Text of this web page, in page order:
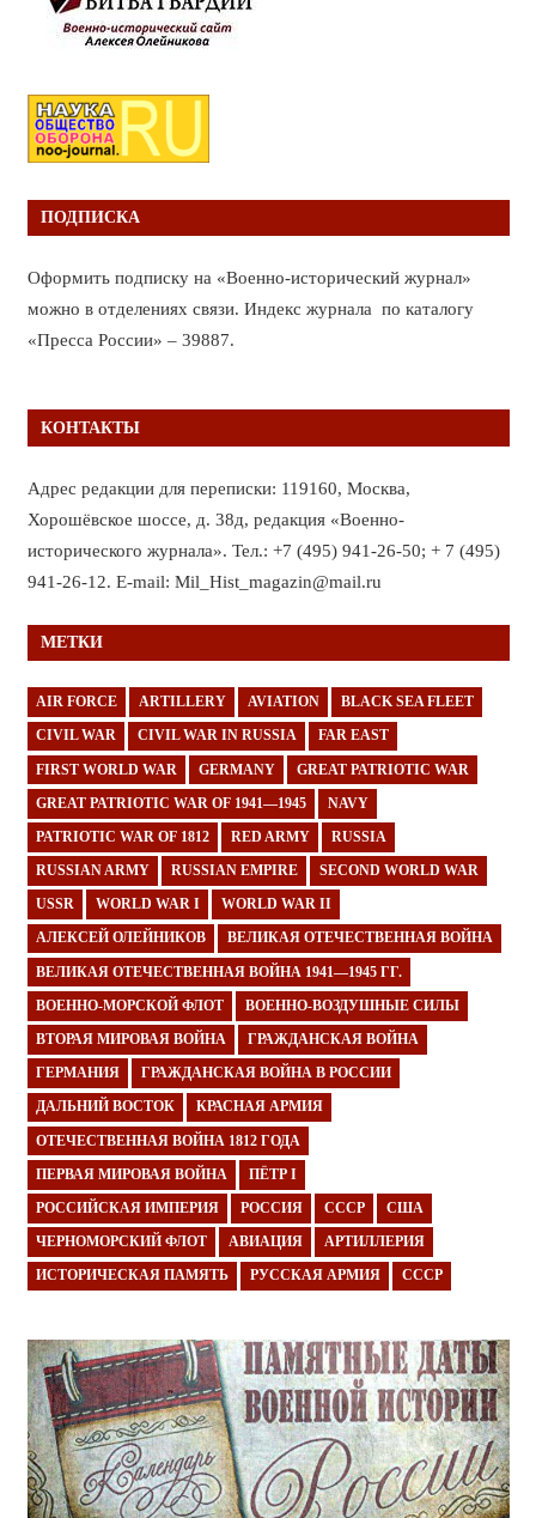
ПОДПИСКА
Оформить подписку на «Военно-исторический журнал»
можно в отделениях связи. Индекс журнала по каталогу
«Пресса России» – 39887.
КОНТАКТЫ
Адрес редакции для переписки: 119160, Москва,
Хорошёвское шоссе, д. 38д, редакция «Военно-
исторического журнала». Тел.: +7 (495) 941-26-50; + 7 (495)
941-26-12. E-mail: Mil_Hist_magazin@mail.ru
МЕТКИ
AIR FORCE ARTILLERY AVIATION BLACK SEA FLEET
CIVIL WAR CIVIL WAR IN RUSSIA FAR EAST
FIRST WORLD WAR GERMANY GREAT PATRIOTIC WAR
GREAT PATRIOTIC WAR OF 1941—1945 NAVY
PATRIOTIC WAR OF 1812 RED ARMY RUSSIA
RUSSIAN ARMY RUSSIAN EMPIRE SECOND WORLD WAR
USSR WORLD WAR I WORLD WAR II
АЛЕКСЕЙ ОЛЕЙНИКОВ ВЕЛИКАЯ ОТЕЧЕСТВЕННАЯ ВОЙНА
ВЕЛИКАЯ ОТЕЧЕСТВЕННАЯ ВОЙНА 1941—1945 ГГ.
ВОЕННО-МОРСКОЙ ФЛОТ ВОЕННО-ВОЗДУШНЫЕ СИЛЫ
ВТОРАЯ МИРОВАЯ ВОЙНА ГРАЖДАНСКАЯ ВОЙНА
ГЕРМАНИЯ ГРАЖДАНСКАЯ ВОЙНА В РОССИИ
ДАЛЬНИЙ ВОСТОК КРАСНАЯ АРМИЯ
ОТЕЧЕСТВЕННАЯ ВОЙНА 1812 ГОДА
ПЕРВАЯ МИРОВАЯ ВОЙНА ПЁТР I
РОССИЙСКАЯ ИМПЕРИЯ РОССИЯ СССР США
ЧЕРНОМОРСКИЙ ФЛОТ АВИАЦИЯ АРТИЛЛЕРИЯ
ИСТОРИЧЕСКАЯ ПАМЯТЬ РУССКАЯ АРМИЯ СССР